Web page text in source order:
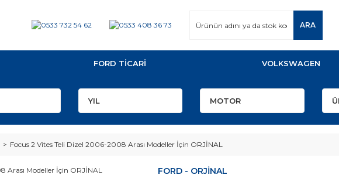
ARA
FORD TİCARİ VOLKSWAGEN
Focus 2 Vites Teli Dizel 2006-2008 Arası Modeller İçin ORJİNAL
FORD - ORJİNAL